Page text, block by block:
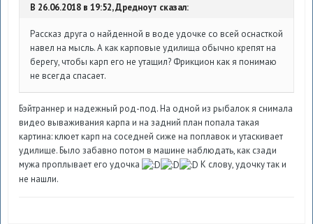
В 26.06.2018 в 19:52, Дредноут сказал:
Рассказ друга о найденной в воде удочке со всей оснасткой
навел на мысль. А как карповые удилища обычно крепят на
берегу, чтобы карп его не утащил? Фрикцион как я понимаю
не всегда спасает.
Бэйтраннер и надежный род-под. На одной из рыбалок я снимала
видео вываживания карпа и на задний план попала такая
картина: клюет карп на соседней сиже на поплавок и утаскивает
удилище. Было забавно потом в машине наблюдать, как сзади
мужа проплывает его удочка
К слову, удочку так и
не нашли.